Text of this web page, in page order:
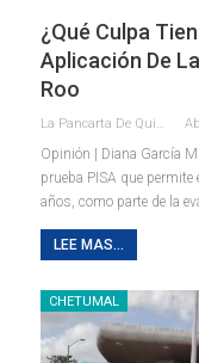
¿Qué Culpa
Aplicación De
Roo
La Pancarta De Quintana Roo
Opinión | Diana García
prueba PISA que
años, como parte de la
LEE MAS...
CHETUMAL